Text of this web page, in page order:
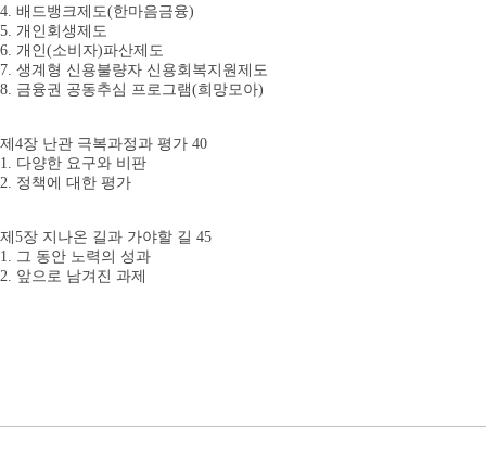
4. 배드뱅크제도(한마음금융)
5. 개인회생제도
6. 개인(소비자)파산제도
7. 생계형 신용불량자 신용회복지원제도
8. 금융권 공동추심 프로그램(희망모아)
제4장 난관 극복과정과 평가 40
1. 다양한 요구와 비판
2. 정책에 대한 평가
제5장 지나온 길과 가야할 길 45
1. 그 동안 노력의 성과
2. 앞으로 남겨진 과제